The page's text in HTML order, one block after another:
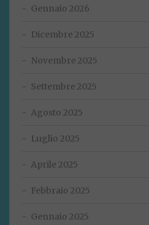
Gennaio 2026
Dicembre 2025
Novembre 2025
Settembre 2025
Agosto 2025
Luglio 2025
Aprile 2025
Febbraio 2025
Gennaio 2025